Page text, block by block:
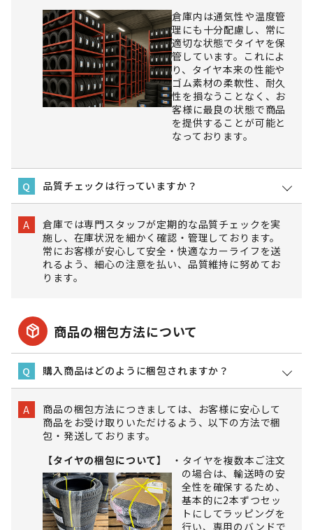
倉庫内は通気性や温度管
理にも十分配慮し、常に
適切な状態でタイヤを保
管しています。これによ
り、タイヤ本来の性能や
ゴム素材の柔軟性、耐久
性を損なうことなく、お
客様に最良の状態で商品
を提供することが可能と
なっております。
Q 品質チェックは行っていますか？
A
倉庫では専門スタッフが定期的な品質チェックを実
施し、在庫状況を細かく確認・管理しております。
常にお客様が安心して安全・快適なカーライフを送
れるよう、細心の注意を払い、品質維持に努めてお
ります。
package_2 商品の梱包方法について
Q 購入商品はどのように梱包されますか？
A
商品の梱包方法につきましては、お客様に安心して
商品をお受け取りいただけるよう、以下の方法で梱
包・発送しております。
【タイヤの梱包について】
タイヤを複数本ご注文
の場合は、輸送時の安
全性を確保するため、
基本的に2本ずつセッ
トにしてラッピングを
行い、専用のバンドで